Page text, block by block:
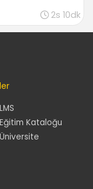
2s 10dk
Kataloğu